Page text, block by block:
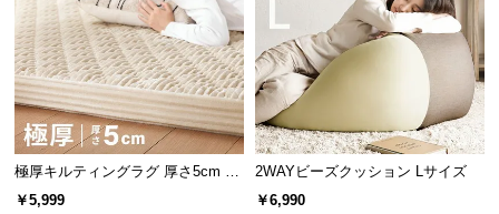
い
て
会
員
規
約
に
極厚キルティングラグ 厚さ5cm 10
0×140cm
￥5,999
2WAYビーズクッション Lサイズ
￥6,990